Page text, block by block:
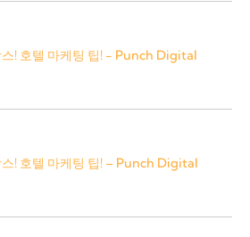
스! 호텔 마케팅 팁! - Punch Digital
스! 호텔 마케팅 팁! – Punch Digital